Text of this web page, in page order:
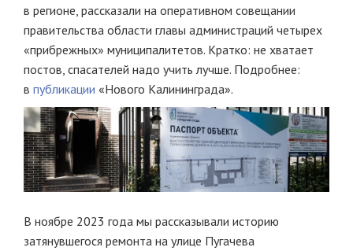
в регионе, рассказали на оперативном совещании
правительства области главы администраций четырех
«прибрежных» муниципалитетов. Кратко: не хватает
постов, спасателей надо учить лучше. Подробнее:
в публикации «Нового Калининграда».
В ноябре 2023 года мы рассказывали историю
затянувшегося ремонта на улице Пугачева